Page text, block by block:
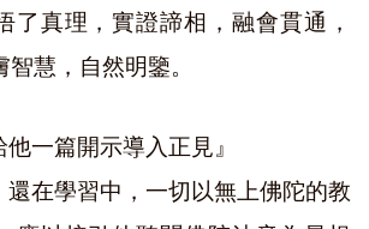
了真理，實證諦相，融會貫通，
慧，自然明鑒。
一篇開示導入正見』
還在學習中，一切以無上佛陀的教